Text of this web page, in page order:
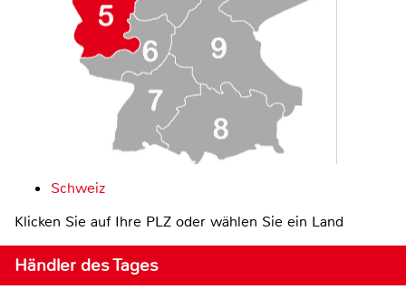
Schweiz
Klicken Sie auf Ihre PLZ oder wählen Sie ein Land
Händler des Tages